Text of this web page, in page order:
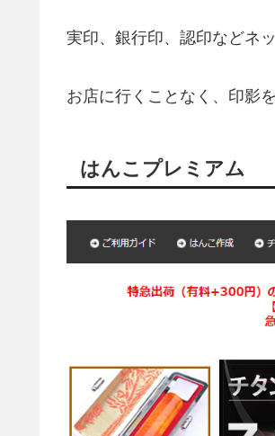
実印、銀行印、認印などネ
お店に行くことなく、印影
はんこプレミアム